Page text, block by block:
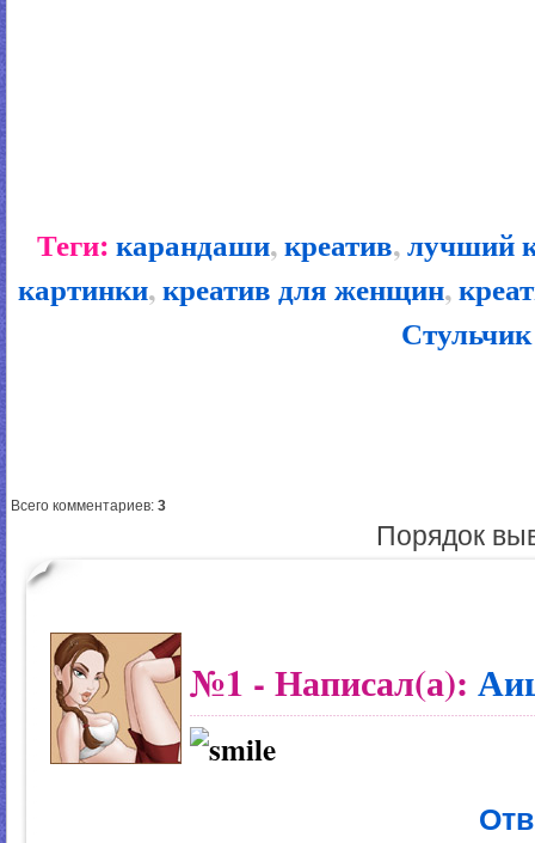
Теги: карандаши,креатив,лучший
картинки,креатив для женщин,
Стульчик
Всего комментариев: 3
Порядок
№1 - Написал(а):